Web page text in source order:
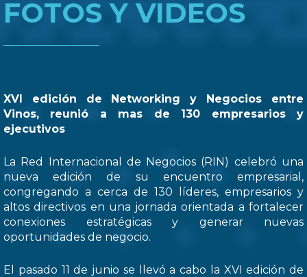
FOTOS Y VIDEOS
XVI edición de Networking y Negocios entre
Vinos, reunió a mas de 130 empresarios y
ejecutivos
La Red Internacional de Negocios (RIN) celebró una
nueva edición de su encuentro empresarial,
congregando a cerca de 130 líderes, empresarios y
altos directivos en una jornada orientada a fortalecer
conexiones estratégicas y generar nuevas
oportunidades de negocio.
El pasado 11 de junio se llevó a cabo la XVI edición de